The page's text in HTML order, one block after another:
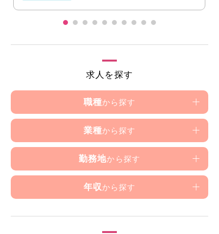
求人を探す
職種から探す
業種から探す
勤務地から探す
年収 から探す